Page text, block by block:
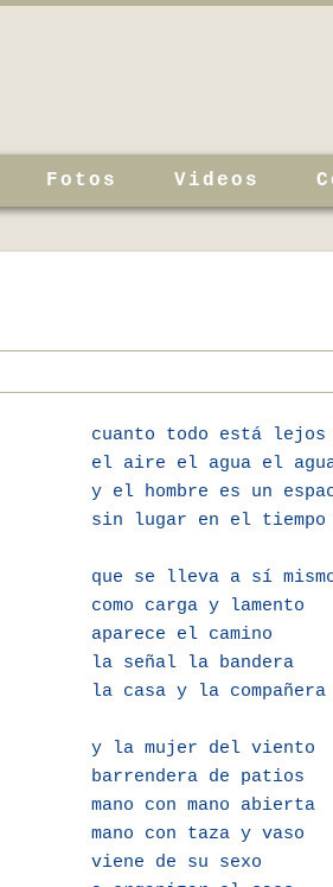
Fotos Videos
cuanto todo está lejos
el aire el agua el
y el hombre es un
sin lugar en el tiempo
que se lleva a sí
como carga y lamento
aparece el camino
la señal la bandera
la casa y la compañera
y la mujer del viento
barrendera de patios
mano con mano abierta
mano con taza y vaso
viene de su sexo